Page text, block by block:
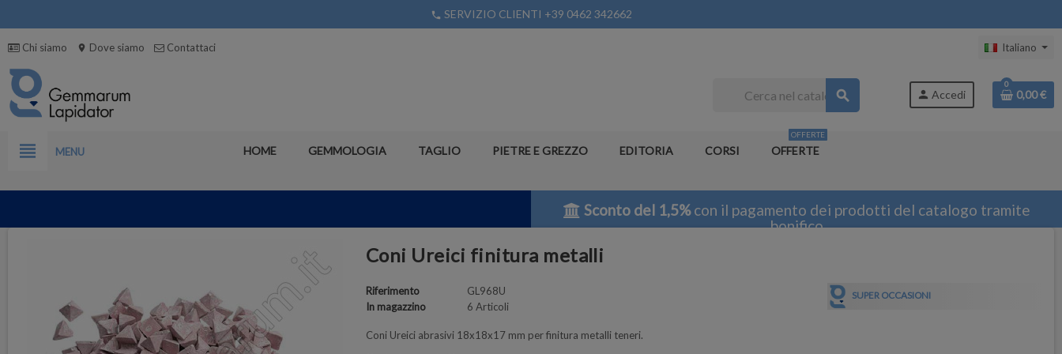
phone SERVIZIO CLIENTI +39 0462 342662
Chi siamo location_on Dove siamo Contattaci Italiano
search person Accedi
0
0,00 €
view_headline MENU HOME GEMMOLOGIA TAGLIO PIETRE E GREZZO EDITORIA CORSI OFFERTE
OFFERTE
Sconto del 1,5%con il pagamento dei prodotti del catalogo tramite
bonifico
Coni Ureici finitura metalli
Riferimento
GL968U
In magazzino
6 Articoli
Coni Ureici abrasivi 18x18x17 mm perfinitura metalli teneri.
SUPER OCCASIONI